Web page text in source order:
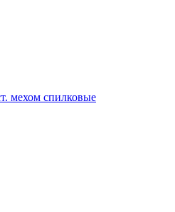
мехом спилковые